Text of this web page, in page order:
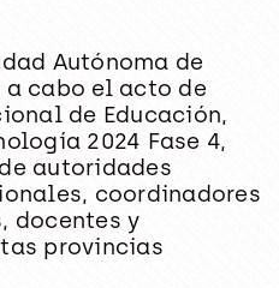
Autónoma de
a cabo el acto de
de Educación,
2024 Fase 4,
autoridades
coordinadores
docentes y
provincias